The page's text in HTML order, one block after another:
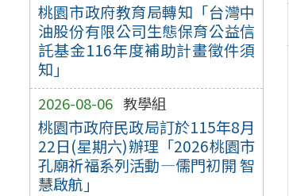
桃園市政府教育局轉知「台灣中
油股份有限公司生態保育公益信
託基金116年度補助計畫徵件須
知」
2026-08-06 教學組
桃園市政府民政局訂於115年8月
22日(星期六)辦理「2026桃園市
孔廟祈福系列活動—儒門初開 智
慧啟航」